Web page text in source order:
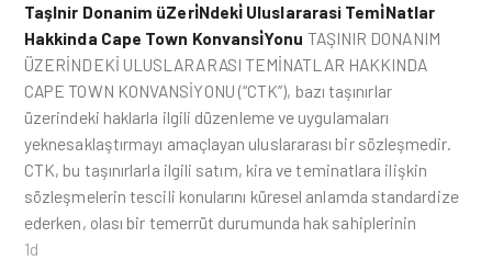
TaşInir Donanim üZeri̇Ndeki̇ Uluslararasi Temi̇Natlar
Hakkinda Cape Town Konvansi̇Yonu TAŞINIR DONANIM
ÜZERİNDEKİ ULUSLARARASI TEMİNATLAR HAKKINDA
CAPE TOWN KONVANSİYONU (“CTK”), bazı taşınırlar
üzerindeki haklarla ilgili düzenleme ve uygulamaları
yeknesaklaştırmayı amaçlayan uluslararası bir sözleşmedir.
CTK, bu taşınırlarla ilgili satım, kira ve teminatlara ilişkin
sözleşmelerin tescili konularını küresel anlamda standardize
ederken, olası bir temerrüt durumunda hak sahiplerinin
1d